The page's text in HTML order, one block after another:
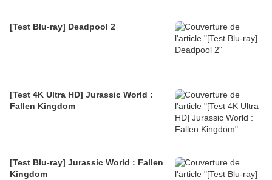
[Test Blu-ray] Deadpool 2
[Test 4K Ultra HD] Jurassic World :
Fallen Kingdom
[Test Blu-ray] Jurassic World : Fallen
Kingdom